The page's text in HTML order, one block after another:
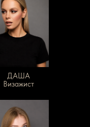
ДАША
Визажист